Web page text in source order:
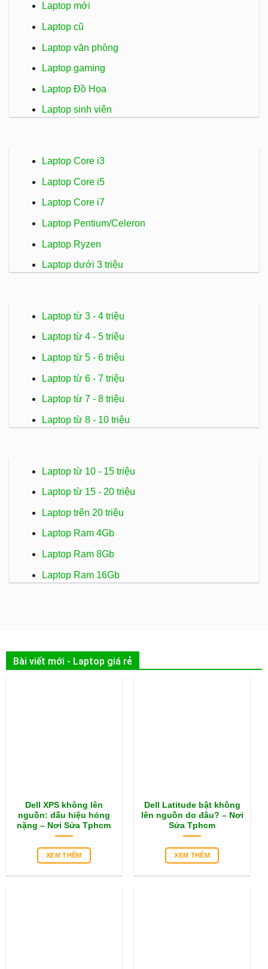
Laptop mới
Laptop cũ
Laptop văn phòng
Laptop gaming
Laptop Đồ Họa
Laptop sinh viên
Laptop Core i3
Laptop Core i5
Laptop Core i7
Laptop Pentium/Celeron
Laptop Ryzen
Laptop dưới 3 triệu
Laptop từ 3 - 4 triệu
Laptop từ 4 - 5 triệu
Laptop từ 5 - 6 triệu
Laptop từ 6 - 7 triệu
Laptop từ 7 - 8 triệu
Laptop từ 8 - 10 triệu
Laptop từ 10 - 15 triệu
Laptop từ 15 - 20 triệu
Laptop trên 20 triệu
Laptop Ram 4Gb
Laptop Ram 8Gb
Laptop Ram 16Gb
Bài viết mới - Laptop giá rẻ
Dell XPS không lên
nguồn: dấu hiệu hỏng
nặng – Nơi Sửa Tphcm
XEM THÊM
Dell Latitude bật không
lên nguồn do đâu? – Nơi
Sửa Tphcm
XEM THÊM